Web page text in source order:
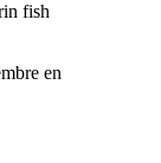
fish
en